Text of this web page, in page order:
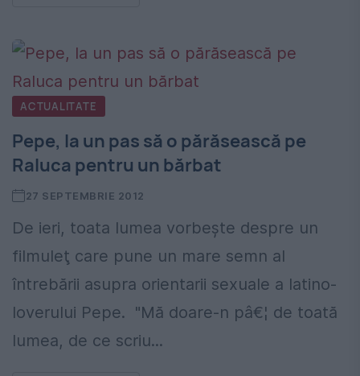
ACTUALITATE
Pepe, la un pas să o părăsească pe
Raluca pentru un bărbat
27 SEPTEMBRIE 2012
De ieri, toata lumea vorbeşte despre un
filmuleţ care pune un mare semn al
întrebării asupra orientarii sexuale a latino-
loverului Pepe. "Mă doare-n pâ€¦ de toată
lumea, de ce scriu...